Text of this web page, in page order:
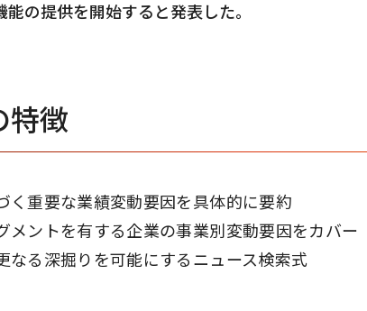
の提供を開始すると発表した。
特徴
く重要な業績変動要因を具体的に要約
メントを有する企業の事業別変動要因をカバー
なる深掘りを可能にするニュース検索式